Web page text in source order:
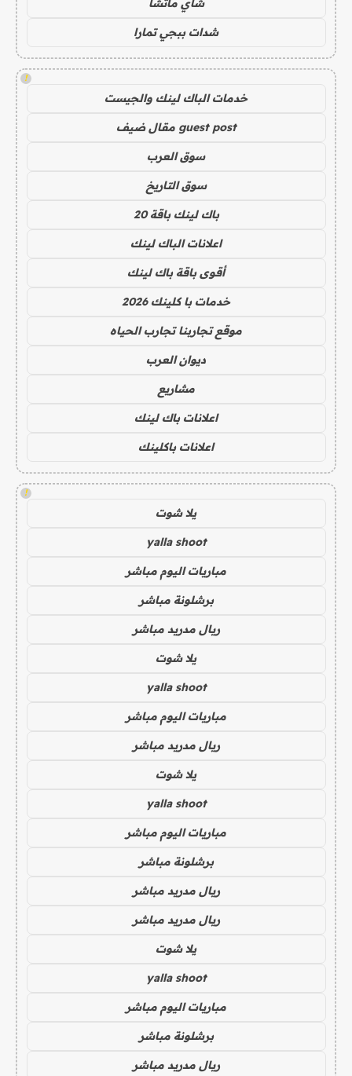
شدات ببجي تمارا
!
خدمات الباك لينك والجيست
guest post مقال ضيف
سوق العرب
سوق التاريخ
باك لينك باقة 20
اعلانات الباك لينك
أقوى باقة باك لينك
خدمات با كلينك 2026
موقع تجاربنا تجارب الحياه
ديوان العرب
مشاريع
اعلانات باك لينك
اعلانات باكلينك
!
يلا شوت
yalla shoot
مباريات اليوم مباشر
برشلونة مباشر
ريال مدريد مباشر
يلا شوت
yalla shoot
مباريات اليوم مباشر
ريال مدريد مباشر
يلا شوت
yalla shoot
مباريات اليوم مباشر
برشلونة مباشر
ريال مدريد مباشر
ريال مدريد مباشر
يلا شوت
yalla shoot
مباريات اليوم مباشر
برشلونة مباشر
ريال مدريد مباشر